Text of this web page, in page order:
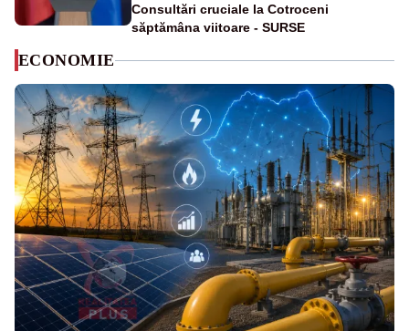
Consultări cruciale la Cotroceni
săptămâna viitoare - SURSE
ECONOMIE